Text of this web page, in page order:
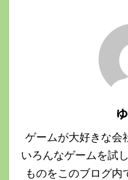
ゲームが大好きな会
いろんなゲームを試
ものをこのブログ内